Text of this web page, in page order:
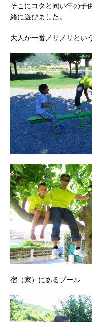
そこにコタと同い年の子
緒に遊びました。
大人が一番ノリノリとい
宿（家）にあるプール